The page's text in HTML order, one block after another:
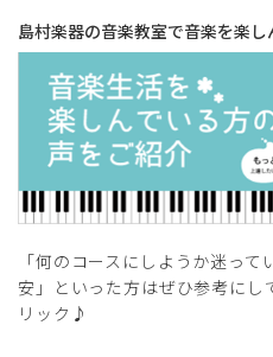
島村楽器の音楽教室で音楽を楽し
「何のコースにしようか迷っ
安」といった方はぜひ参考にし
リック♪